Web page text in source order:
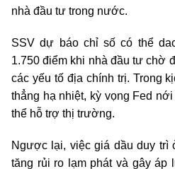
nhà đầu tư trong nước.
SSV dự báo chỉ số có thể
1.750 điểm khi nhà đầu tư chờ
các yếu tố địa chính trị. Trong
thẳng hạ nhiệt, kỳ vọng Fed
thể hỗ trợ thị trường.
Ngược lại, việc giá dầu duy trì
tăng rủi ro lạm phát và gây